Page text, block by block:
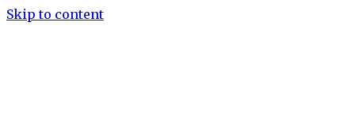
Skip to content